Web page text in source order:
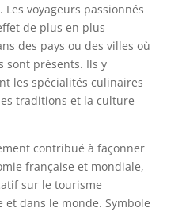
voyageurs passionnés
de plus en plus
des pays ou des villes où
sont présents. Ils y
les spécialités culinaires
traditions et la culture
contribué à façonner
française et mondiale,
sur le tourisme
dans le monde. Symbole